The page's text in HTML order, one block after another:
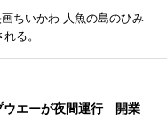
ちいかわ 人魚の島のひみ
る。
ウエーが夜間運行 開業